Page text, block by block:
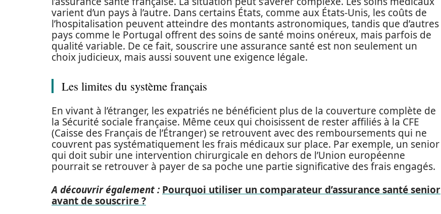
varient d’un pays à l’autre. Dans certains États, comme aux États-Unis, les coûts de
l’hospitalisation peuvent atteindre des montants astronomiques, tandis que d’autres
pays comme le Portugal offrent des soins de santé moins onéreux, mais parfois de
qualité variable. De ce fait, souscrire une assurance santé est non seulement un
choix judicieux, mais aussi souvent une exigence légale.
Les limites du système français
En vivant à l’étranger, les expatriés ne bénéficient plus de la couverture complète de
la Sécurité sociale française. Même ceux qui choisissent de rester affiliés à la CFE
(Caisse des Français de l’Étranger) se retrouvent avec des remboursements qui ne
couvrent pas systématiquement les frais médicaux sur place. Par exemple, un senior
qui doit subir une intervention chirurgicale en dehors de l’Union européenne
pourrait se retrouver à payer de sa poche une partie significative des frais engagés.
A découvrir également : Pourquoi utiliser un comparateur d’assurance santé senior
avant de souscrire ?